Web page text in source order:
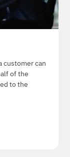
customer can
of the
to the